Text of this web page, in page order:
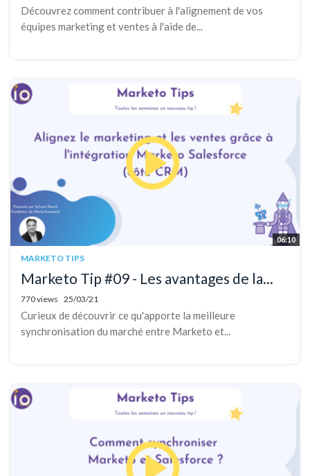
Découvrez comment contribuer à l'alignement de vos
équipes marketing et ventes à l'aide de...
06:10
MARKETO TIPS
Marketo Tip #09 - Les avantages de la...
770 views 25/03/21
Curieux de découvrir ce qu'apporte la meilleure
synchronisation du marché entre Marketo et...